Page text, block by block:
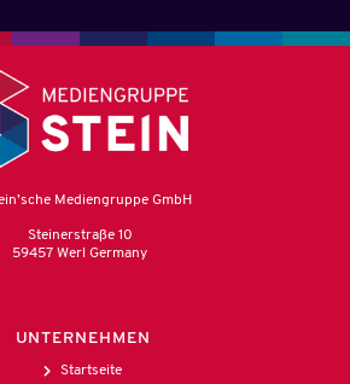
Mediengruppe GmbH
Steinerstraße 10
59457 Werl Germany
UNTERNEHMEN
Startseite